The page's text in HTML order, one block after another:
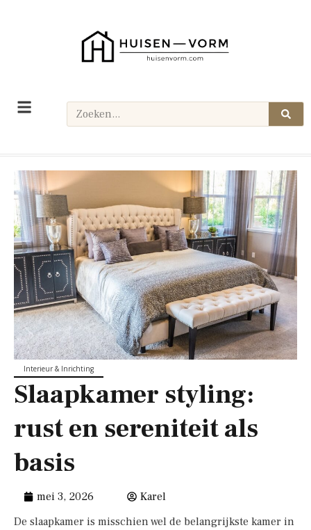
Interieur & Inrichting
Slaapkamer styling:
rust en sereniteit als
basis
mei 3, 2026
Karel
De slaapkamer is misschien wel de belangrijkste kamer in